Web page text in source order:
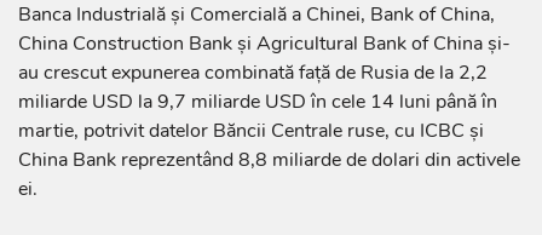
Banca Industrială și Comercială a Chinei, Bank of China,
China Construction Bank și Agricultural Bank of China și-
au crescut expunerea combinată față de Rusia de la 2,2
miliarde USD la 9,7 miliarde USD în cele 14 luni până în
martie, potrivit datelor Băncii Centrale ruse, cu ICBC și
China Bank reprezentând 8,8 miliarde de dolari din activele
ei.